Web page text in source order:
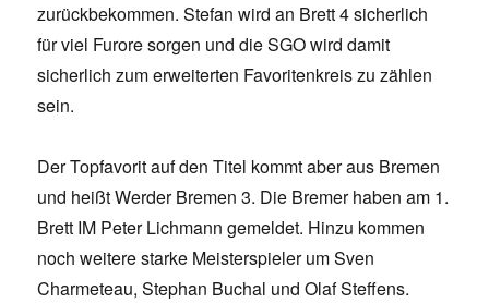
zurückbekommen. Stefan wird an Brett 4 sicherlich
für viel Furore sorgen und die SGO wird damit
sicherlich zum erweiterten Favoritenkreis zu zählen
sein.
Der Topfavorit auf den Titel kommt aber aus Bremen
und heißt Werder Bremen 3. Die Bremer haben am 1.
Brett IM Peter Lichmann gemeldet. Hinzu kommen
noch weitere starke Meisterspieler um Sven
Charmeteau, Stephan Buchal und Olaf Steffens.